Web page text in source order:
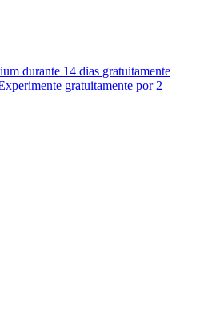
durante 14 dias gratuitamente
gratuitamente por 2